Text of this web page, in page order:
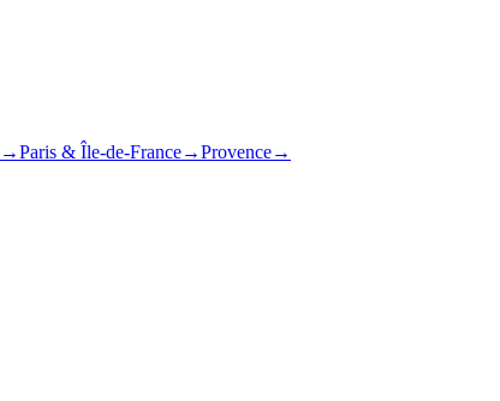
→Paris & Île-de-France→Provence→